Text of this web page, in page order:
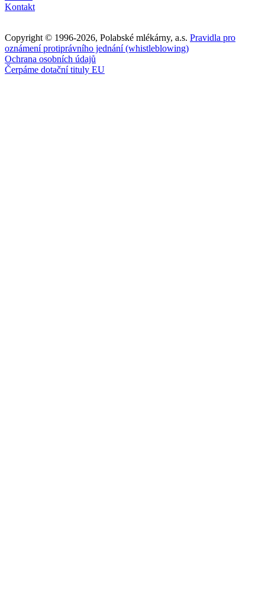
Kontakt
Copyright © 1996-2026, Polabské mlékárny, a.s. Pravidla pro
oznámení protiprávního jednání (whistleblowing)
Ochrana osobních údajů
Čerpáme dotační tituly EU